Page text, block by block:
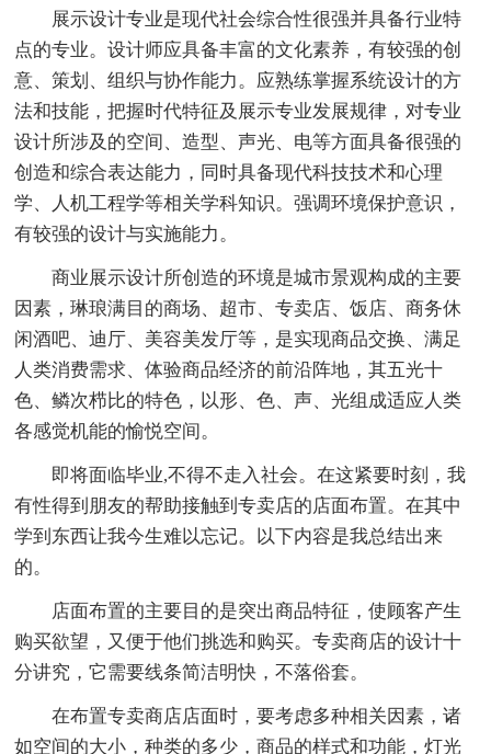
展示设计专业是现代社会综合性很强并具备行业特
点的专业。设计师应具备丰富的文化素养，有较强的创
意、策划、组织与协作能力。应熟练掌握系统设计的方
法和技能，把握时代特征及展示专业发展规律，对专业
设计所涉及的空间、造型、声光、电等方面具备很强的
创造和综合表达能力，同时具备现代科技技术和心理
学、人机工程学等相关学科知识。强调环境保护意识，
有较强的设计与实施能力。
商业展示设计所创造的环境是城市景观构成的主要
因素，琳琅满目的商场、超市、专卖店、饭店、商务休
闲酒吧、迪厅、美容美发厅等，是实现商品交换、满足
人类消费需求、体验商品经济的前沿阵地，其五光十
色、鳞次栉比的特色，以形、色、声、光组成适应人类
各感觉机能的愉悦空间。
即将面临毕业,不得不走入社会。在这紧要时刻，我
有性得到朋友的帮助接触到专卖店的店面布置。在其中
学到东西让我今生难以忘记。以下内容是我总结出来
的。
店面布置的主要目的是突出商品特征，使顾客产生
购买欲望，又便于他们挑选和购买。专卖商店的设计十
分讲究，它需要线条简洁明快，不落俗套。
在布置专卖商店店面时，要考虑多种相关因素，诸
如空间的大小，种类的多少，商品的样式和功能，灯光